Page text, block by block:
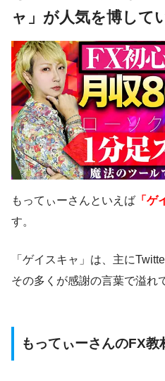
ャ」が人気を博して
もってぃーさんといえば 「ゲ
す。
「ゲイスキャ」は、主に
その多くが感謝の言葉で溢れ
もってぃーさんのFX教